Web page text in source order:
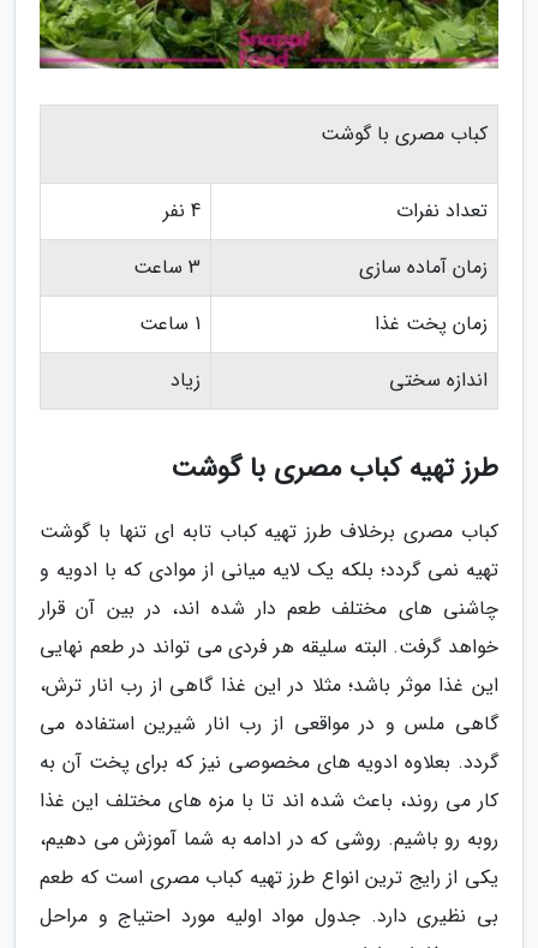
کباب مصری با گوشت
تعداد نفرات
4 نفر
زمان آماده سازی
3 ساعت
زمان پخت غذا
1 ساعت
اندازه سختی
زیاد
طرز تهیه کباب مصری با گوشت
کباب مصری برخلاف طرز تهیه کباب تابه ای تنها با گوشت
تهیه نمی گردد؛ بلکه یک لایه میانی از موادی که با ادویه و
چاشنی های مختلف طعم دار شده اند، در بین آن قرار
خواهد گرفت. البته سلیقه هر فردی می تواند در طعم نهایی
این غذا موثر باشد؛ مثلا در این غذا گاهی از رب انار ترش،
گاهی ملس و در مواقعی از رب انار شیرین استفاده می
گردد. بعلاوه ادویه های مخصوصی نیز که برای پخت آن به
کار می روند، باعث شده اند تا با مزه های مختلف این غذا
روبه رو باشیم. روشی که در ادامه به شما آموزش می دهیم،
یکی از رایج ترین انواع طرز تهیه کباب مصری است که طعم
بی نظیری دارد. جدول مواد اولیه مورد احتیاج و مراحل